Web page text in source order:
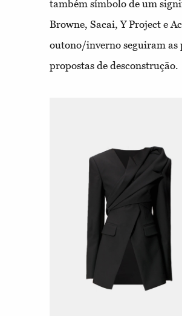
também símbolo de um
Browne, Sacai, Y Project e
outono/inverno seguiram as
propostas de desconstrução.